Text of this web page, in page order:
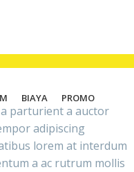
BIAYA PROMO
parturient a auctor
adipiscing
lorem at interdum
a ac rutrum mollis